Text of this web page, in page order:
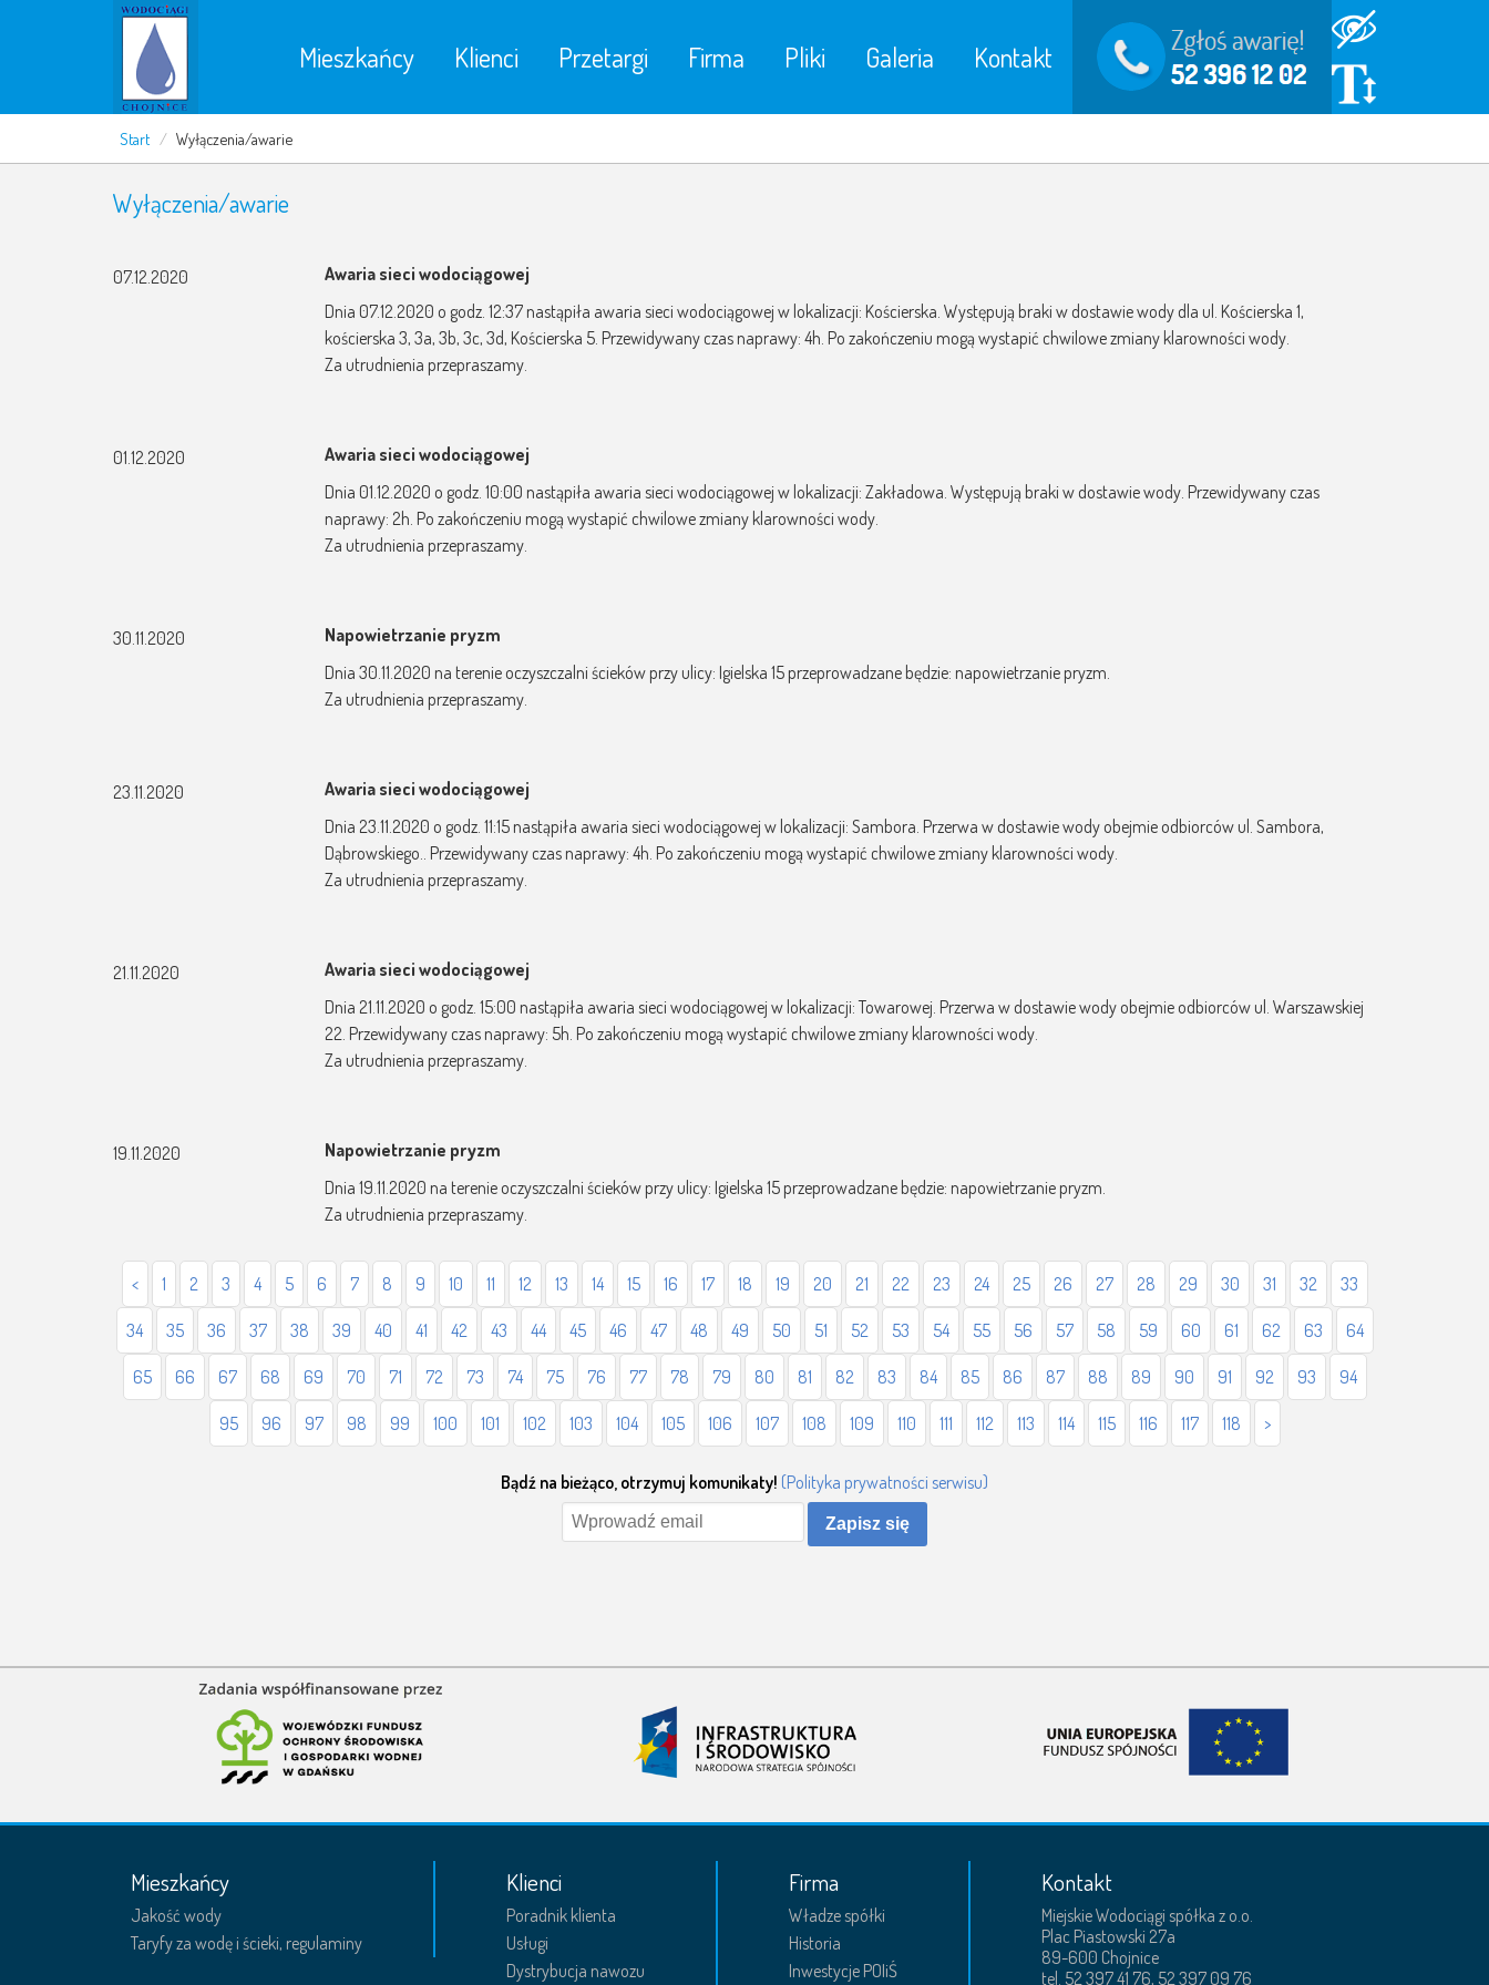
Mieszkańcy Klienci Przetargi Firma Pliki Galeria Kontakt
Start / Wyłączenia/awarie
Wyłączenia/awarie
07.12.2020
Awaria sieci wodociągowej
Dnia 07.12.2020 o godz. 12:37 nastąpiła awaria sieci wodociągowej w lokalizacji: Kościerska. Występują braki w dostawie wody dla ul. Kościerska 1,
kościerska 3, 3a, 3b, 3c, 3d, Kościerska 5. Przewidywany czas naprawy: 4h. Po zakończeniu mogą wystapić chwilowe zmiany klarowności wody.
Za utrudnienia przepraszamy.
01.12.2020
Awaria sieci wodociągowej
Dnia 01.12.2020 o godz. 10:00 nastąpiła awaria sieci wodociągowej w lokalizacji: Zakładowa. Występują braki w dostawie wody. Przewidywany czas
naprawy: 2h. Po zakończeniu mogą wystapić chwilowe zmiany klarowności wody.
Za utrudnienia przepraszamy.
30.11.2020
Napowietrzanie pryzm
Dnia 30.11.2020 na terenie oczyszczalni ścieków przy ulicy: Igielska 15 przeprowadzane będzie: napowietrzanie pryzm.
Za utrudnienia przepraszamy.
23.11.2020
Awaria sieci wodociągowej
Dnia 23.11.2020 o godz. 11:15 nastąpiła awaria sieci wodociągowej w lokalizacji: Sambora. Przerwa w dostawie wody obejmie odbiorców ul. Sambora,
Dąbrowskiego.. Przewidywany czas naprawy: 4h. Po zakończeniu mogą wystapić chwilowe zmiany klarowności wody.
Za utrudnienia przepraszamy.
21.11.2020
Awaria sieci wodociągowej
Dnia 21.11.2020 o godz. 15:00 nastąpiła awaria sieci wodociągowej w lokalizacji: Towarowej. Przerwa w dostawie wody obejmie odbiorców ul. Warszawskiej
22. Przewidywany czas naprawy: 5h. Po zakończeniu mogą wystapić chwilowe zmiany klarowności wody.
Za utrudnienia przepraszamy.
19.11.2020
Napowietrzanie pryzm
Dnia 19.11.2020 na terenie oczyszczalni ścieków przy ulicy: Igielska 15 przeprowadzane będzie: napowietrzanie pryzm.
Za utrudnienia przepraszamy.
< 1 2 3 4 5 6 7 8 9 10 11 12 13 14 15 16 17 18 19 20 21 22 23 24 25 26 27 28 29 30 31 32 33
34 35 36 37 38 39 40 41 42 43 44 45 46 47 48 49 50 51 52 53 54 55 56 57 58 59 60 61 62 63 64
65 66 67 68 69 70 71 72 73 74 75 76 77 78 79 80 81 82 83 84 85 86 87 88 89 90 91 92 93 94
95 96 97 98 99 100 101 102 103 104 105 106 107 108 109 110 111 112 113 114 115 116 117 118 >
Bądź na bieżąco, otrzymuj komunikaty! (Polityka prywatności serwisu)
Zapisz się
Mieszkańcy
Jakość wody
Taryfy za wodę i ścieki, regulaminy
Klienci
Poradnik klienta
Usługi
Dystrybucja nawozu
Firma
Władze spółki
Historia
Inwestycje POIiŚ
Kontakt
Miejskie Wodociągi spółka z o.o.
Plac Piastowski 27a
89-600 Chojnice
tel. 52 397 41 76, 52 397 09 76